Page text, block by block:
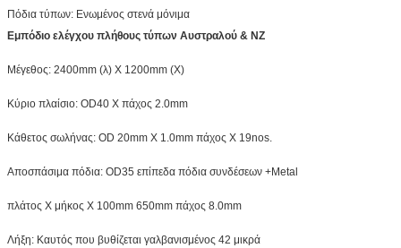
Πόδια τύπων: Ενωμένος στενά μόνιμα
Εμπόδιο ελέγχου πλήθους τύπων Αυστραλού & NZ
Μέγεθος: 2400mm (λ) Χ 1200mm (Χ)
Κύριο πλαίσιο: OD40 Χ πάχος 2.0mm
Κάθετος σωλήνας: OD 20mm X 1.0mm πάχος Χ 19nos.
Αποσπάσιμα πόδια: OD35 επίπεδα πόδια συνδέσεων +Metal
πλάτος Χ μήκος Χ 100mm 650mm πάχος 8.0mm
Λήξη: Καυτός που βυθίζεται γαλβανισμένος 42 μικρά